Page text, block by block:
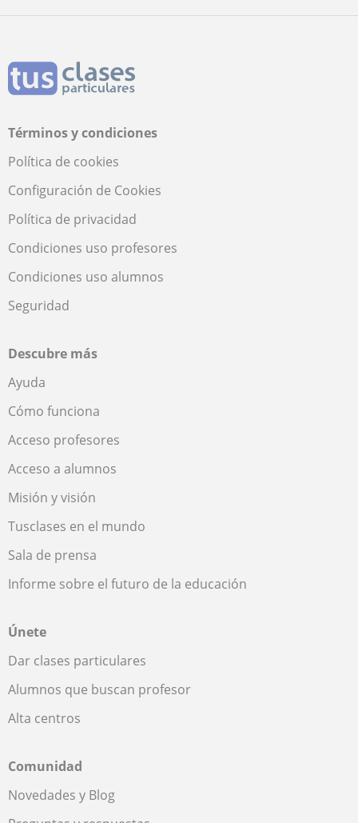
Términos y condiciones
Política de cookies
Configuración de Cookies
Política de privacidad
Condiciones uso profesores
Condiciones uso alumnos
Seguridad
Descubre más
Ayuda
Cómo funciona
Acceso profesores
Acceso a alumnos
Misión y visión
Tusclases en el mundo
Sala de prensa
Informe sobre el futuro de la educación
Únete
Dar clases particulares
Alumnos que buscan profesor
Alta centros
Comunidad
Novedades y Blog